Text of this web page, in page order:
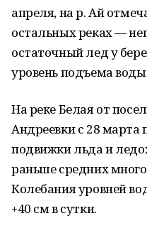
апреля, на р. Ай
остальных реках —
остаточный лед у
уровень подъема
На реке Белая от
Андреевки с 28 марта
подвижки льда и
раньше средних
Колебания уровней
+40 см в сутки.